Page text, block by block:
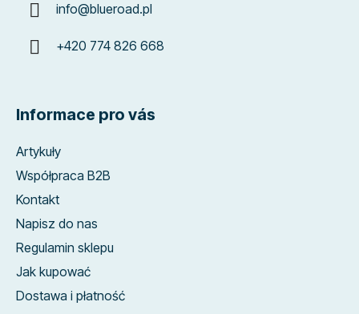
info@blueroad.pl
+420 774 826 668
Informace pro vás
Artykuły
Współpraca B2B
Kontakt
Napisz do nas
Regulamin sklepu
Jak kupować
Dostawa i płatność